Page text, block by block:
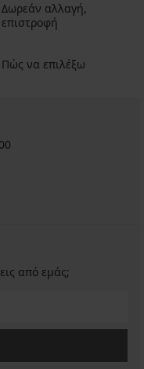
Δωρεάν αλλαγή,
επιστροφή
Πώς να επιλέξω
από εμάς;